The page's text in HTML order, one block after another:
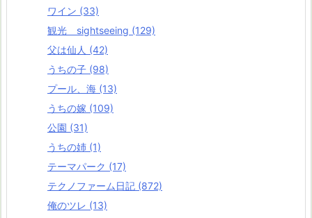
ワイン (33)
観光 sightseeing (129)
父は仙人 (42)
うちの子 (98)
プール、海 (13)
うちの嫁 (109)
公園 (31)
うちの姉 (1)
テーマパーク (17)
テクノファーム日記 (872)
俺のツレ (13)